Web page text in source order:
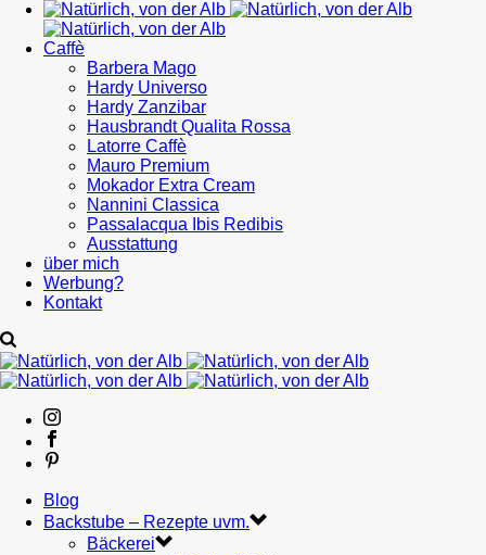
Caffè
Barbera Mago
Hardy Universo
Hardy Zanzibar
Hausbrandt Qualita Rossa
Latorre Caffè
Mauro Premium
Mokador Extra Cream
Nannini Classica
Passalacqua Ibis Redibis
Ausstattung
über mich
Werbung?
Kontakt
Blog
Backstube – Rezepte uvm.
Bäckerei